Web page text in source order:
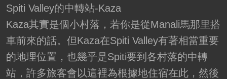
Spiti Valley的中轉站-Kaza
Kaza其實是個小村落，若你是從Manali馬那里搭
車前來的話。但Kaza在Spiti Valley有著相當重要
的地理位置，也幾乎是Spiti要到各村落的中轉
站，許多旅客會以這裡為根據地住宿在此，然後